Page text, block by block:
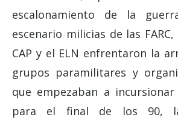
escalonamiento de la
escenario milicias de las
CAP y el ELN enfrentaron la
grupos paramilitares y
que empezaban a
para el final de los 90,